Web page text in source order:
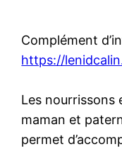
Complément
https://
Les nourrissons
maman et
permet